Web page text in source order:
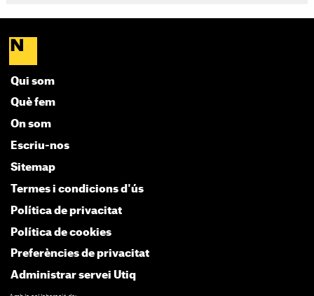
Qui som
Què fem
On som
Escriu-nos
Sitemap
Termes i condicions d'ús
Política de privacitat
Política de cookies
Preferències de privacitat
Administrar servei Utiq